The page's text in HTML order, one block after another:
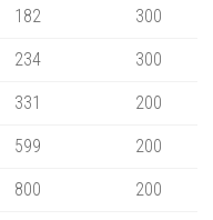
182 300
234 300
331 200
599 200
800 200